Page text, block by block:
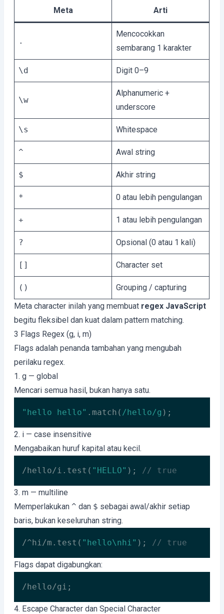
Meta
Arti
.
Mencocokkan
sembarang 1 karakter
\d Digit 0–9
\w
Alphanumeric +
underscore
\s Whitespace
^ Awal string
$ Akhir string
* 0 atau lebih pengulangan
+ 1 atau lebih pengulangan
? Opsional (0 atau 1 kali)
[] Character set
()
Grouping / capturing
Meta character inilah yang membuat regex JavaScript
begitu fleksibel dan kuat dalam pattern matching.
3 Flags Regex (g, i, m)
Flags adalah penanda tambahan yang mengubah
perilaku regex.
1. g — global
Mencari semua hasil, bukan hanya satu.
"hello hello" .match( /hello/g );
Code language: JavaScript
2. i — case insensitive
Mengabaikan huruf kapital atau kecil.
/hello/i.test( "HELLO" ); // true
Code language:
3. m — multiline
Memperlakukan ^ dan $ sebagai awal/akhir setiap
baris, bukan keseluruhan string.
/^hi/m.test( "hello\nhi" ); // true
Code language: JavaScript
Flags dapat digabungkan:
/hello/gi;
4. Escape Character dan Special Character